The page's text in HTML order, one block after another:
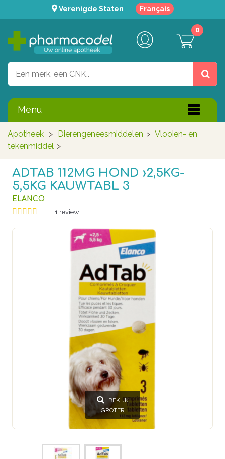
Verenigde Staten Français
0
Menu
Apotheek > Dierengeneesmiddelen > Vlooien- en
tekenmiddel >
ADTAB 112MG HOND ›2,5KG-
5,5KG KAUWTABL 3
ELANCO
1 review
BEKIJK
GROTER